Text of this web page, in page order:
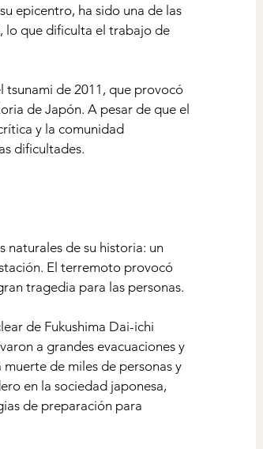
epicentro, ha sido una de las
lo que dificulta el trabajo de
de 2011, que provocó
de Japón. A pesar de que el
y la comunidad
dificultades.
naturales de su historia: un
El terremoto provocó
tragedia para las personas.
de Fukushima Dai-ichi
a grandes evacuaciones y
de miles de personas y
en la sociedad japonesa,
de preparación para